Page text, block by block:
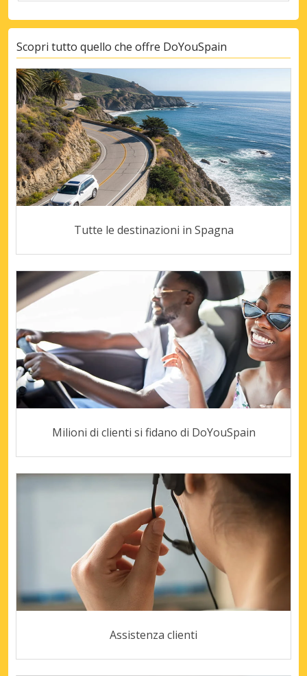
Scopri tutto quello che offre DoYouSpain
Tutte le destinazioni in Spagna
Milioni di clienti si fidano di DoYouSpain
Assistenza clienti